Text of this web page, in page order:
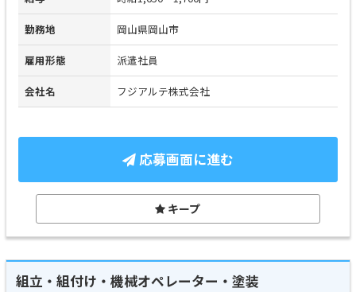
勤務地 岡山県岡山市
雇用形態 派遣社員
会社名 フジアルテ株式会社
応募画面に進む
キープ
組立・組付け・機械オペレーター・塗装